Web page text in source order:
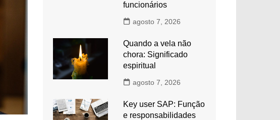
funcionários
agosto 7, 2026
Quando a vela não
chora: Significado
espiritual
agosto 7, 2026
Key user SAP: Função
e responsabilidades